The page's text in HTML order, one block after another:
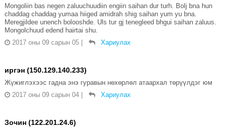
Mongoliin bas negen zaluuchuudiin engiin saihan dur turh. Bolj bna hun
chaddag chaddag yumaa hiiged amidrah shig saihan yum yu bna.
Meregjildee unench bolooshde. Uls tur gj tenegleed bhgui saihan zaluus.
Mongolchuud edend hairtai shu.
2017 оны 09 сарын 05
Хариулах
иргэн (150.129.140.233)
Жүжиглэхээс гадна энэ гуравын нөхөрлөл атаархал төрүүлдэг юм
2017 оны 09 сарын 04
Хариулах
Зочин (122.201.24.6)